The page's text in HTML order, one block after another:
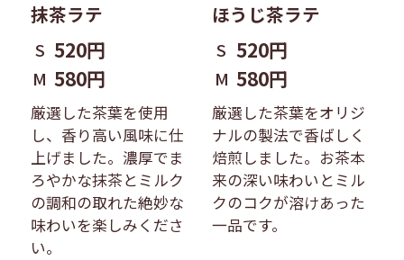
抹茶ラテ
S 520円
M 580円
厳選した茶葉を使用
し、香り高い風味に仕
上げました。濃厚でま
ろやかな抹茶とミルク
の調和の取れた絶妙な
味わいを楽しみくださ
い。
ほうじ茶ラテ
S 520円
M 580円
厳選した茶葉をオリジ
ナルの製法で香ばしく
焙煎しました。お茶本
来の深い味わいとミル
クのコクが溶けあった
一品です。